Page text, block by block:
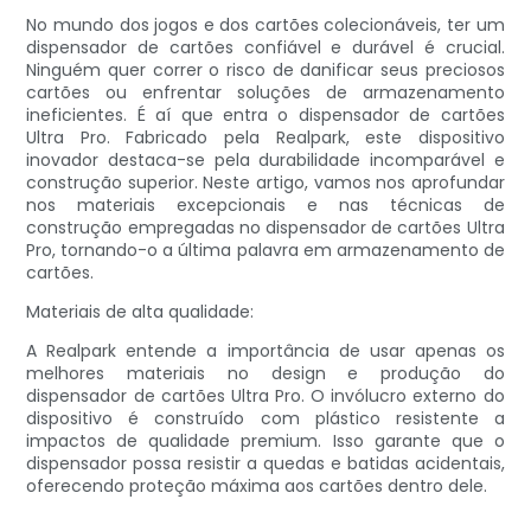
No mundo dos jogos e dos cartões colecionáveis, ter um
dispensador de cartões confiável e durável é crucial.
Ninguém quer correr o risco de danificar seus preciosos
cartões ou enfrentar soluções de armazenamento
ineficientes. É aí que entra o dispensador de cartões
Ultra Pro. Fabricado pela Realpark, este dispositivo
inovador destaca-se pela durabilidade incomparável e
construção superior. Neste artigo, vamos nos aprofundar
nos materiais excepcionais e nas técnicas de
construção empregadas no dispensador de cartões Ultra
Pro, tornando-o a última palavra em armazenamento de
cartões.
Materiais de alta qualidade:
A Realpark entende a importância de usar apenas os
melhores materiais no design e produção do
dispensador de cartões Ultra Pro. O invólucro externo do
dispositivo é construído com plástico resistente a
impactos de qualidade premium. Isso garante que o
dispensador possa resistir a quedas e batidas acidentais,
oferecendo proteção máxima aos cartões dentro dele.